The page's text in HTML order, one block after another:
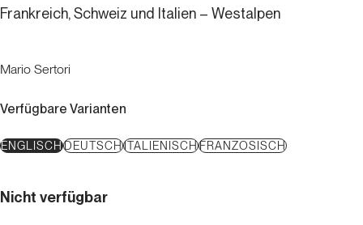
Frankreich, Schweiz und Italien – Westalpen
Mario Sertori
Verfügbare Varianten
ENGLISCHDEUTSCHITALIENISCHFRANZÖSISCH
Nicht verfügbar